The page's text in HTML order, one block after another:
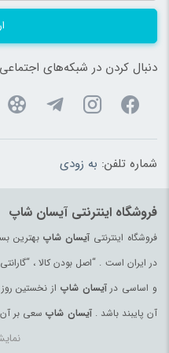
دنبال کردن در شبکه‌های
شماره تلفن: به زودی
فروشگاه اینترنتی آیسان شاپ
فروشگاه اینترنتیآیسان شاپبهترین
در ایران است . “اصل بودن کالا ،
و اساسی درآیسان شاپ از نخستین
آن پایبند باشد .آیسان شاپ سعی بر آن
بیفزاید تا بتواند نیاز همه ی افراد با